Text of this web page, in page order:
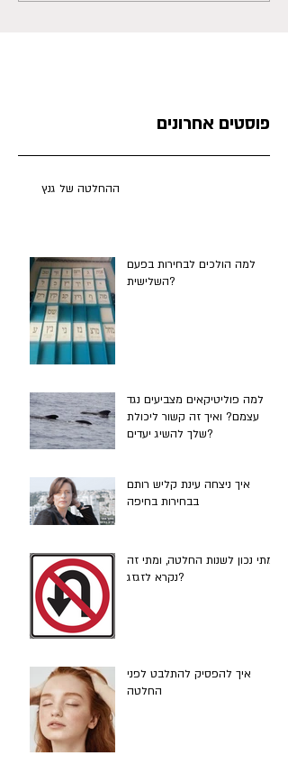
פוסטים אחרונים
ההחלטה של גנץ
למה הולכים לבחירות בפעם
השלישית?
למה פוליטיקאים מצביעים נגד
עצמם? ואיך זה קשור ליכולת
שלך להשיג יעדים?
איך ניצחה עינת קליש רותם
בבחירות בחיפה
מתי נכון לשנות החלטה, ומתי זה
נקרא לזגזג?
איך להפסיק להתלבט לפני
החלטה